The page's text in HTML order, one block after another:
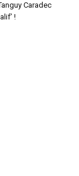
Caradec
!